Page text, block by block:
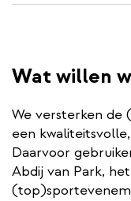
Wat willen
We versterken de
een
Daarvoor
Abdij van Park,